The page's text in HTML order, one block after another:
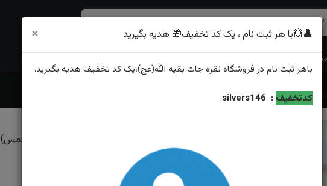
ما
الشمس اصل(مزین به دعای شرف الشمس)
انگشتر نقره عقیق زردشرف الشمس اصل(مزین به دعای شرف الشمس)
👤💥با هر ثبت نام ، یک کد تخفیف🎁 هدیه بگیرید ×
باهر ثبت نام در فروشگاه نقره جات بقیه الله(عج)،یک کد تخفیف هدیه بگیرید.
کدتخفیف :
silvers146